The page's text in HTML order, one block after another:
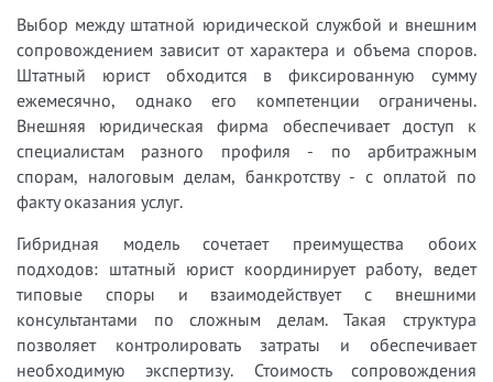
Выбор между штатной юридической службой и внешним
сопровождением зависит от характера и объема споров.
Штатный юрист обходится в фиксированную сумму
ежемесячно, однако его компетенции ограничены.
Внешняя юридическая фирма обеспечивает доступ к
специалистам разного профиля - по арбитражным
спорам, налоговым делам, банкротству - с оплатой по
факту оказания услуг.
Гибридная модель сочетает преимущества обоих
подходов: штатный юрист координирует работу, ведет
типовые споры и взаимодействует с внешними
консультантами по сложным делам. Такая структура
позволяет контролировать затраты и обеспечивает
необходимую экспертизу. Стоимость сопровождения